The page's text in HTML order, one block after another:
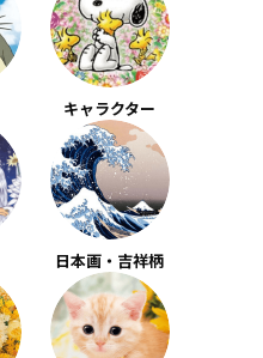
キャラクター
日本画・吉祥柄